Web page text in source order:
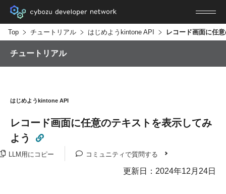
Top チュートリアル はじめようkintone API
チュートリアル
はじめようkintone API
レコード画面に任意のテキストを表示してみ
よう
LLM用にコピー コミュニティで質問する
更新日：2024年12月24日